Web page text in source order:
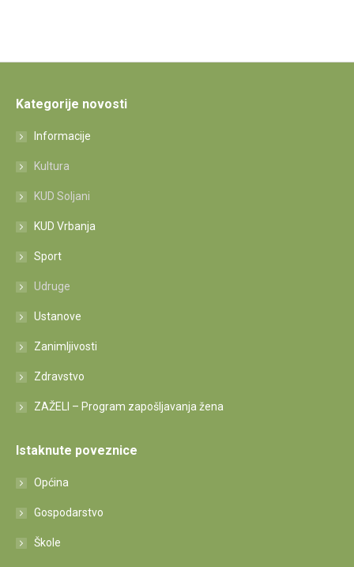
Kategorije novosti
Informacije
Kultura
KUD Soljani
KUD Vrbanja
Sport
Udruge
Ustanove
Zanimljivosti
Zdravstvo
ZAŽELI – Program zapošljavanja žena
Istaknute poveznice
Općina
Gospodarstvo
Škole